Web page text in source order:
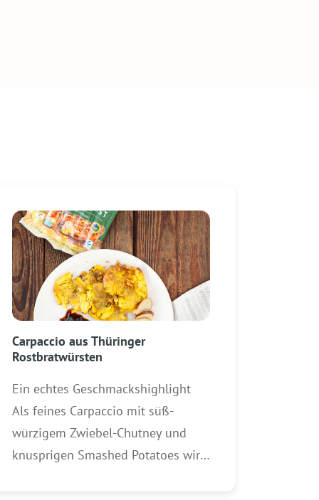
Carpaccio aus Thüringer
Rostbratwürsten
Ein echtes Geschmackshighlight
Als feines Carpaccio mit süß-
würzigem Zwiebel-Chutney und
knusprigen Smashed Potatoes wird